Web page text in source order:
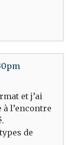
et j’ai
l’encontre
de